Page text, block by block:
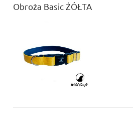
Obroża Basic ŻÓŁTA